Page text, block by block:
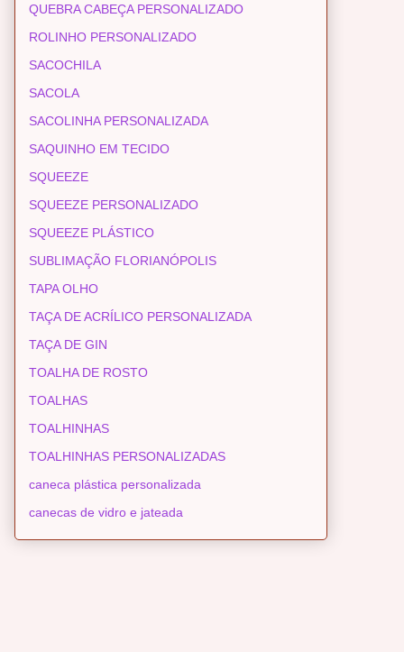
QUEBRA CABEÇA PERSONALIZADO
ROLINHO PERSONALIZADO
SACOCHILA
SACOLA
SACOLINHA PERSONALIZADA
SAQUINHO EM TECIDO
SQUEEZE
SQUEEZE PERSONALIZADO
SQUEEZE PLÁSTICO
SUBLIMAÇÃO FLORIANÓPOLIS
TAPA OLHO
TAÇA DE ACRÍLICO PERSONALIZADA
TAÇA DE GIN
TOALHA DE ROSTO
TOALHAS
TOALHINHAS
TOALHINHAS PERSONALIZADAS
caneca plástica personalizada
canecas de vidro e jateada